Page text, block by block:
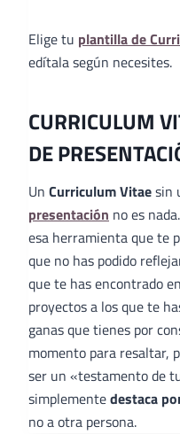
Elige tu plantilla de
edítala según necesites.
CURRICULUM
DE
Un Curriculum Vitaesin
presentación no es
esa herramienta que te
que no has podido
que te has encontrado
proyectos a los que te
ganas que tienes por
momento para resaltar,
ser un «testamento de
simplementedestaca
no a otra persona.